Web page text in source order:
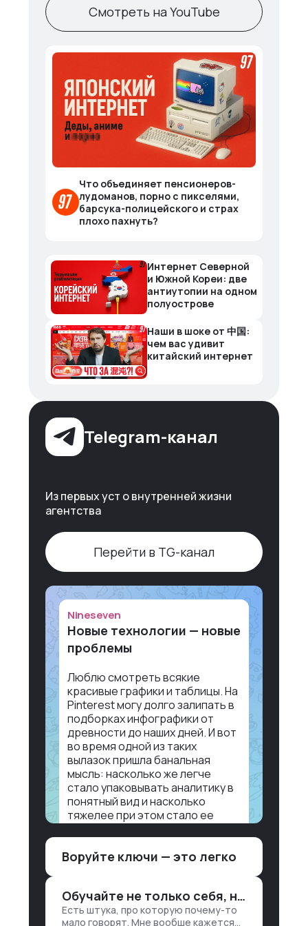
Смотреть на YouTube
Что объединяет пенсионеров-
лудоманов, порно с пикселями,
барсука-полицейского и страх
плохо пахнуть?
Интернет Северной
и Южной Кореи: две
антиутопии на одном
полуострове
Наши в шоке от 中国:
чем вас удивит
китайский интернет
Telegram-канал
Из первых уст о внутренней жизни
агентства
Перейти в TG-канал
Nineseven
Новые технологии — новые
проблемы
Люблю смотреть всякие
красивые графики и таблицы. На
Pinterest могу долго залипать в
подборках инфографики от
древности до наших дней. И вот
во время одной из таких
вылазок пришла банальная
мысль: насколько же легче
стало упаковывать аналитику в
понятный вид и насколько
тяжелее при этом стало ее
воспринимать.
Объясню в разрезе нашей
лет 15 назад, нужно было:
1. Собирать данные в одну базу и
Воруйте ключи — это легко
Обучайте не только себя, но и клиентов
Есть штука, про которую почему-то
мало говорят. Мне вообще кажется